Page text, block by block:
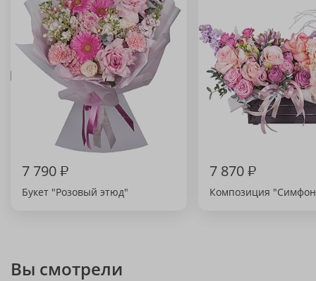
7 790₽
Букет "Розовый этюд"
7 870₽
Композиция
Вы смотрели